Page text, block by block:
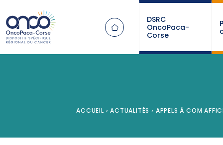
DSRC
OncoPaca-
Corse
ACCUEIL › ACTUALITÉS › APPELS À COM